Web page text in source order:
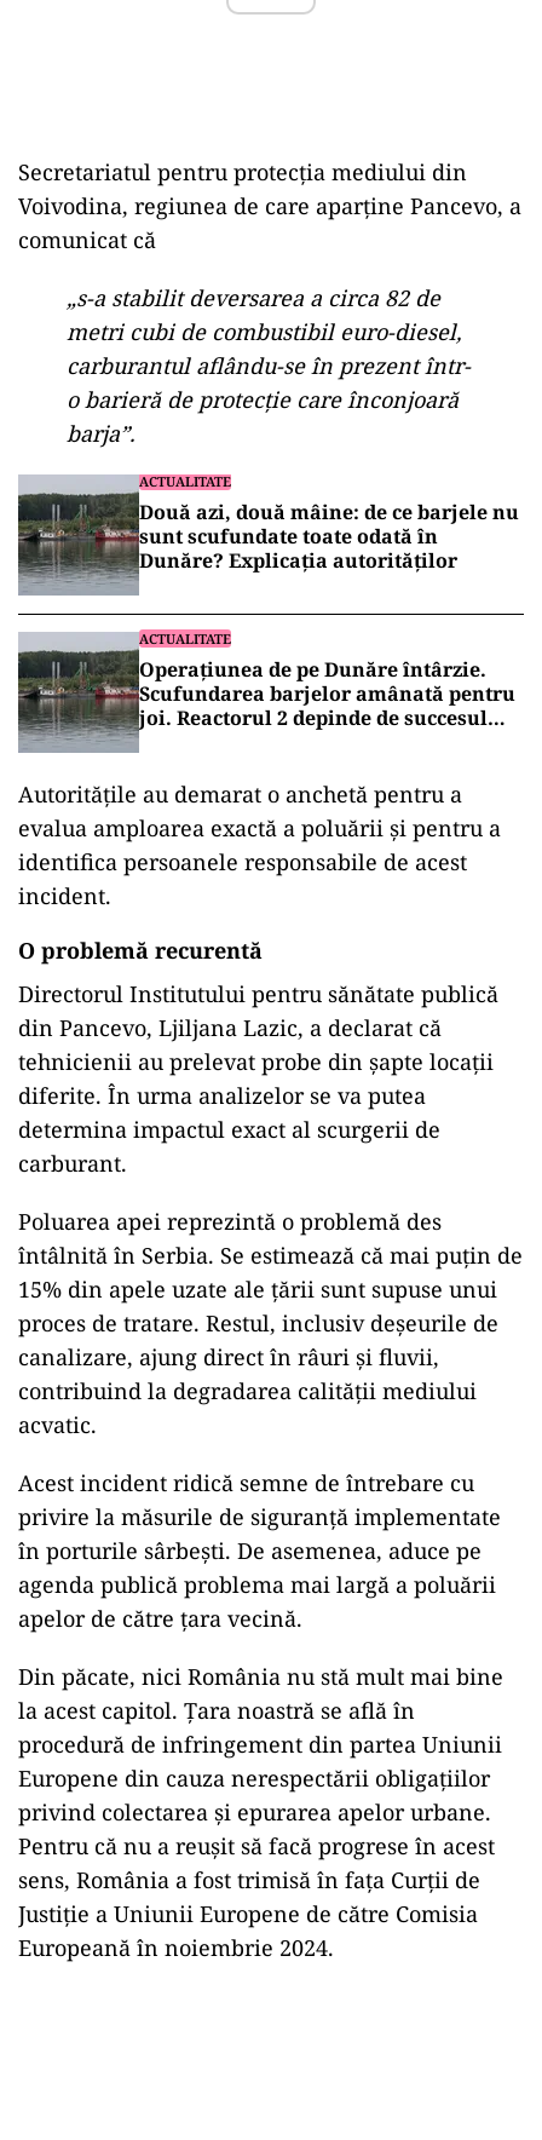
Secretariatul pentru protecția mediului din
Voivodina, regiunea de care aparține Pancevo, a
comunicat că
„s-a stabilit deversarea a circa 82 de
metri cubi de combustibil euro-diesel,
carburantul aflându-se în prezent într-
o barieră de protecție care înconjoară
barja”.
ACTUALITATE
Două azi, două mâine: de ce barjele nu
sunt scufundate toate odată în
Dunăre? Explicația autorităților
ACTUALITATE
Operațiunea de pe Dunăre întârzie.
Scufundarea barjelor amânată pentru
joi. Reactorul 2 depinde de succesul
Autoritățile au demarat o anchetă pentru a
evalua amploarea exactă a poluării și pentru a
identifica persoanele responsabile de acest
incident.
O problemă recurentă
Directorul Institutului pentru sănătate publică
din Pancevo, Ljiljana Lazic, a declarat că
tehnicienii au prelevat probe din șapte locații
diferite. În urma analizelor se va putea
determina impactul exact al scurgerii de
carburant.
Poluarea apei reprezintă o problemă des
întâlnită în Serbia. Se estimează că mai puțin de
15% din apele uzate ale țării sunt supuse unui
proces de tratare. Restul, inclusiv deșeurile de
canalizare, ajung direct în râuri și fluvii,
contribuind la degradarea calității mediului
acvatic.
Acest incident ridică semne de întrebare cu
privire la măsurile de siguranță implementate
în porturile sârbești. De asemenea, aduce pe
agenda publică problema mai largă a poluării
apelor de către țara vecină.
Din păcate, nici România nu stă mult mai bine
la acest capitol. Țara noastră se află în
procedură de infringement din partea Uniunii
Europene din cauza nerespectării obligațiilor
privind colectarea și epurarea apelor urbane.
Pentru că nu a reușit să facă progrese în acest
sens, România a fost trimisă în fața Curții de
Justiție a Uniunii Europene de către Comisia
Europeană în noiembrie 2024.